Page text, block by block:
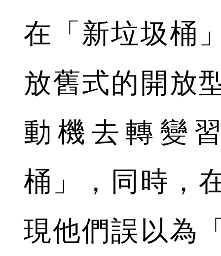
在「新垃圾桶
放舊式的開放
動機去轉變
桶」，同時，
現他們誤以為